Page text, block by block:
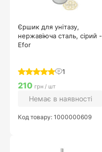
Єршик для унітазу,
нержавіюча сталь, сірий -
Efor
1
210 грн / шт
Немає в наявності
Код товару: 1000000609